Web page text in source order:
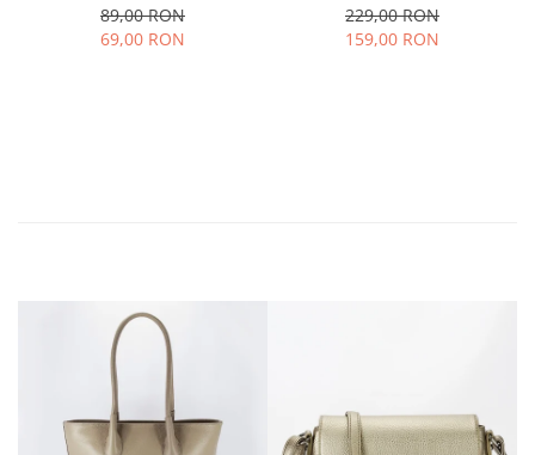
89,00 RON
69,00 RON
229,00 RON
159,00 RON